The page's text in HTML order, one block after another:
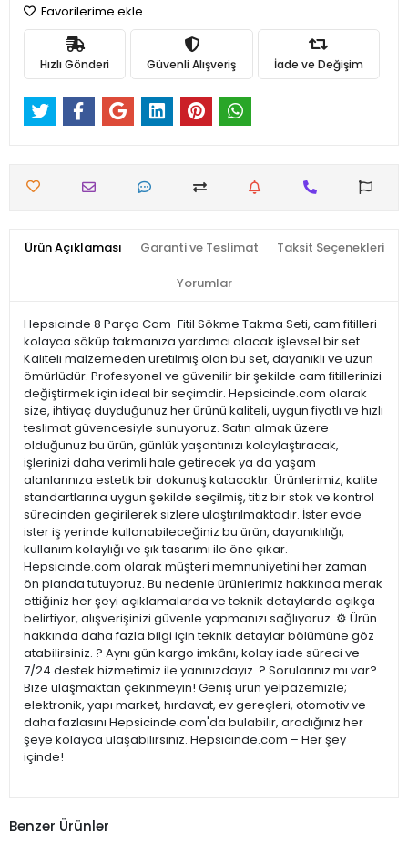
Favorilerime ekle
Hızlı Gönderi Güvenli Alışveriş İade ve Değişim
Ürün Açıklaması Garanti ve Teslimat Taksit Seçenekleri
Yorumlar
Hepsicinde 8 Parça Cam-Fitil Sökme Takma Seti, cam fitilleri
kolayca söküp takmanıza yardımcı olacak işlevsel bir set.
Kaliteli malzemeden üretilmiş olan bu set, dayanıklı ve uzun
ömürlüdür. Profesyonel ve güvenilir bir şekilde cam fitillerinizi
değiştirmek için ideal bir seçimdir. Hepsicinde.com olarak
size, ihtiyaç duyduğunuz her ürünü kaliteli, uygun fiyatlı ve hızlı
teslimat güvencesiyle sunuyoruz. Satın almak üzere
olduğunuz bu ürün, günlük yaşantınızı kolaylaştıracak,
işlerinizi daha verimli hale getirecek ya da yaşam
alanlarınıza estetik bir dokunuş katacaktır. Ürünlerimiz, kalite
standartlarına uygun şekilde seçilmiş, titiz bir stok ve kontrol
sürecinden geçirilerek sizlere ulaştırılmaktadır. İster evde
ister iş yerinde kullanabileceğiniz bu ürün, dayanıklılığı,
kullanım kolaylığı ve şık tasarımı ile öne çıkar.
Hepsicinde.com olarak müşteri memnuniyetini her zaman
ön planda tutuyoruz. Bu nedenle ürünlerimiz hakkında merak
ettiğiniz her şeyi açıklamalarda ve teknik detaylarda açıkça
belirtiyor, alışverişinizi güvenle yapmanızı sağlıyoruz. ⚙️ Ürün
hakkında daha fazla bilgi için teknik detaylar bölümüne göz
atabilirsiniz. ? Aynı gün kargo imkânı, kolay iade süreci ve
7/24 destek hizmetimiz ile yanınızdayız. ? Sorularınız mı var?
Bize ulaşmaktan çekinmeyin! Geniş ürün yelpazemizle;
elektronik, yapı market, hırdavat, ev gereçleri, otomotiv ve
daha fazlasını Hepsicinde.com'da bulabilir, aradığınız her
şeye kolayca ulaşabilirsiniz. Hepsicinde.com – Her şey
içinde!
Benzer Ürünler